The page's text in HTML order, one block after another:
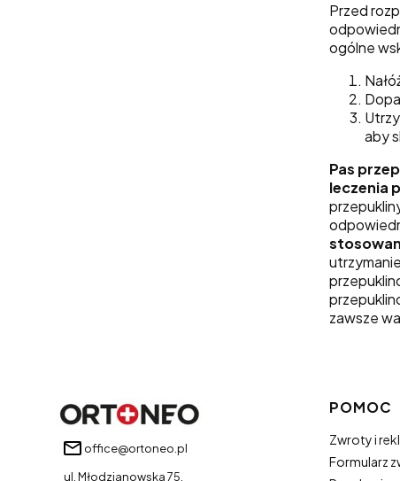
Przed
ogólne
aby
Pas
leczenia
zawsze
office@ortoneo.pl
ul. Młodzianowska 75,
Linki w
POMOC
Zwroty i
Formularz